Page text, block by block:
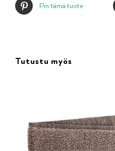
Pin tämä tuote
Tutustu myös